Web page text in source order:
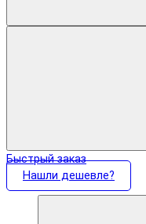
Быстрый заказ
Нашли дешевле?